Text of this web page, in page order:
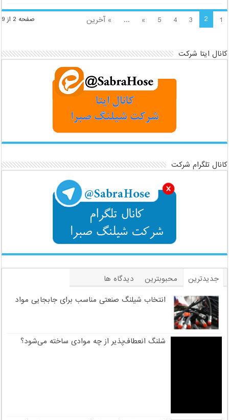
تحمل فشار و انعطاف‌پذیری با شیلنگ‌های
فشار قوی
شیلنگ‌های فشار قوی جزء ضروری در بسیاری از صنایع و سیستم‌های
هیدرولیکی هستند. این شیلنگ‌ها قادر به تحمل فشارهای بالا تا چندین هزار
psi بوده و در عین حال انعطاف‌پذیری لازم برای کار در محیط‌های صنعتی
توضیحات بیشتر »
»
... » آخرین